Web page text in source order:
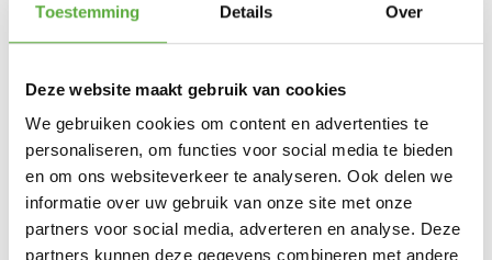
Toestemming Details Over
Deze website maakt gebruik van cookies
We gebruiken cookies om content en advertenties te
personaliseren, om functies voor social media te bieden
en om ons websiteverkeer te analyseren. Ook delen we
informatie over uw gebruik van onze site met onze
partners voor social media, adverteren en analyse. Deze
partners kunnen deze gegevens combineren met andere
123 Products
56000017
EAN 8717524620110